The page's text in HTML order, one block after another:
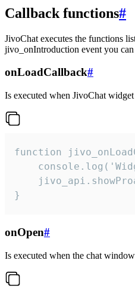
Callback functions#
JivoChat executes the functions
jivo_onIntroduction event you
onLoadCallback#
Is executed when JivoChat
function
}
onOpen#
Is executed when the chat